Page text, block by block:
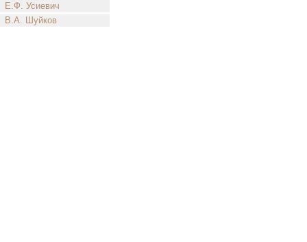
Е.Ф. Усиевич
В.А. Шуйков